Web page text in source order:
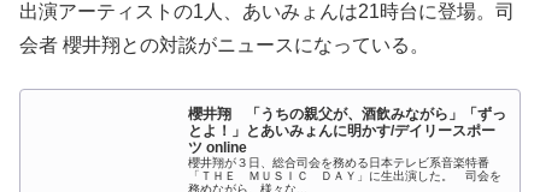
出演アーティストの1人、あいみょんは21時台に登場。司
会者 櫻井翔との対談がニュースになっている。
櫻井翔 「うちの親父が、酒飲みながら」「ずっ
とよ！」とあいみょんに明かす/デイリースポー
ツ online
櫻井翔が３日、総合司会を務める日本テレビ系音楽特番
「ＴＨＥ ＭＵＳＩＣ ＤＡＹ」に生出演した。 司会を
務めながら、様々な...